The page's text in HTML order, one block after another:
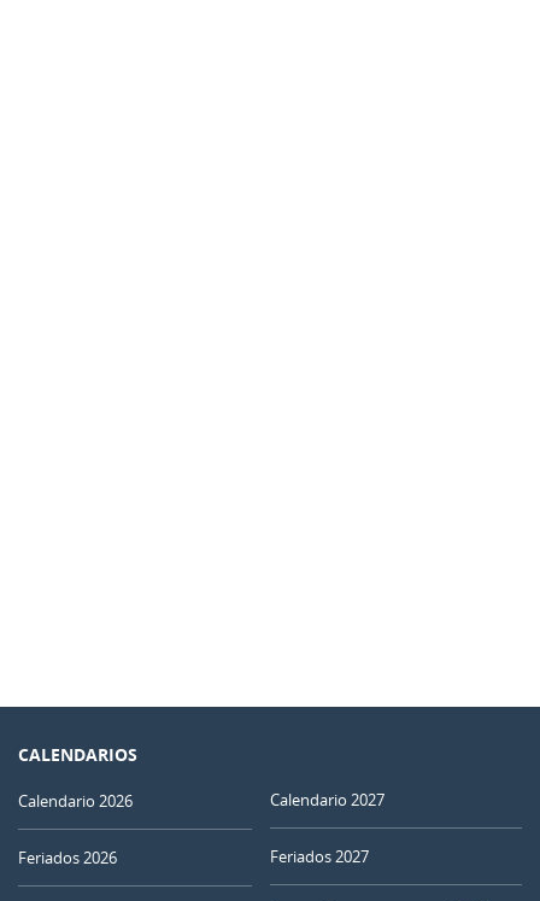
CALENDARIOS
Calendario 2026
Feriados 2026
Calendario 2027
Feriados 2027